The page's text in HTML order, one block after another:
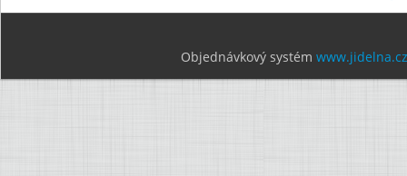
Objednávkový systém www.jidelna.cz